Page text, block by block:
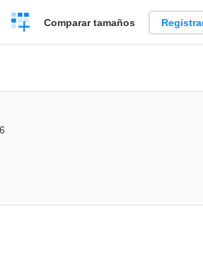
Crear
una
Comparar tamaños